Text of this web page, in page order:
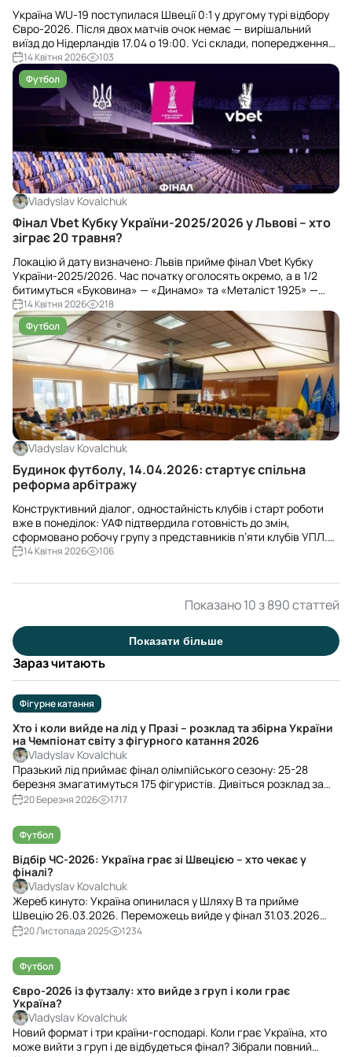
Україна WU-19 поступилася Швеції 0:1 у другому турі відбору
Євро-2026. Після двох матчів очок немає — вирішальний
виїзд до Нідерландів 17.04 о 19:00. Усі склади, попередження
та таблиця — далі.
14 Квітня 2026
103
Футбол
Vladyslav Kovalchuk
Фінал Vbet Кубку України-2025/2026 у Львові – хто
зіграє 20 травня?
Локацію й дату визначено: Львів прийме фінал Vbet Кубку
України-2025/2026. Час початку оголосять окремо, а в 1/2
битимуться «Буковина» — «Динамо» та «Металіст 1925» —
«Чернігів». У 2016 тут було 2:0 для «Шахтаря».
14 Квітня 2026
218
Футбол
Vladyslav Kovalchuk
Будинок футболу, 14.04.2026: стартує спільна
реформа арбітражу
Конструктивний діалог, одностайність клубів і старт роботи
вже в понеділок: УАФ підтвердила готовність до змін,
сформовано робочу групу з представників п’яти клубів УПЛ.
Перші підсумки – за два місяці.
14 Квітня 2026 106
Показано 10 з 890 статтей
Показати більше
Зараз читають
Фігурне катання
Хто і коли вийде на лід у Празі – розклад та збірна України
на Чемпіонат світу з фігурного катання 2026
Vladyslav Kovalchuk
Празький лід приймає фінал олімпійського сезону: 25-28
березня змагатимуться 175 фігуристів. Дивіться розклад за
київським часом і повний склад збірної України – коли
дуети.
20 Березня 2026 1717
Футбол
Відбір ЧС-2026: Україна грає зі Швецією – хто чекає у
фіналі?
Vladyslav Kovalchuk
Жереб кинуто: Україна опинилася у Шляху B та прийме
Швецію 26.03.2026. Переможець вийде у фінал 31.03.2026
проти Польща – Албанія. Повний розклад плей-оф і статус
20 Листопада 2025 1234
Футбол
Євро-2026 із футзалу: хто вийде з груп і коли грає
Україна?
Vladyslav Kovalchuk
Новий формат і три країни-господарі. Коли грає Україна, хто
може вийти з груп і де відбудеться фінал? Зібрали повний